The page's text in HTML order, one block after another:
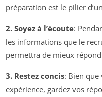
préparation est le pilier
2. Soyez à l’écoute:
les informations que le
permettra de mieux
3. Restez concis: Bien que
expérience, gardez vos